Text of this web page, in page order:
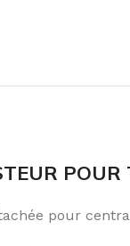
pour